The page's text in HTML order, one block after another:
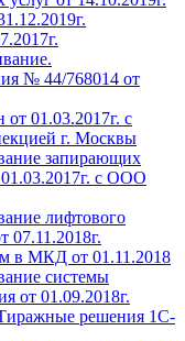
№ 44/768014 от
01.03.2017г. с
г. Москвы
запирающих
с ООО
лифтового
в МКД от 01.11.2018
системы
от 01.09.2018г.
решения 1С-